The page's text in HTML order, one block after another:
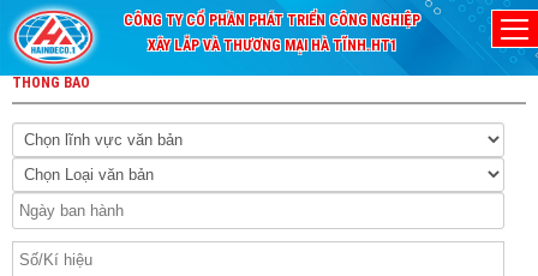
CÔNG TY CỔ PHẦN PHÁT TRIỂN CÔNG NGHIỆP
XÂY LẮP VÀ THƯƠNG MẠI HÀ TĨNH.HT1
THÔNG BÁO